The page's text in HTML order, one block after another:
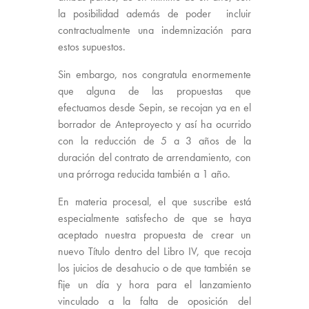
la posibilidad además de poder incluir
contractualmente una indemnización para
estos supuestos.
Sin embargo, nos congratula enormemente
que alguna de las propuestas que
efectuamos desde Sepin, se recojan ya en el
borrador de Anteproyecto y así ha ocurrido
con la reducción de 5 a 3 años de la
duración del contrato de arrendamiento, con
una prórroga reducida también a 1 año.
En materia procesal, el que suscribe está
especialmente satisfecho de que se haya
aceptado nuestra propuesta de crear un
nuevo Título dentro del Libro IV, que recoja
los juicios de desahucio o de que también se
fije un día y hora para el lanzamiento
vinculado a la falta de oposición del